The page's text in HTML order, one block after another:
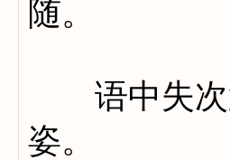
随。
语中失次
姿。